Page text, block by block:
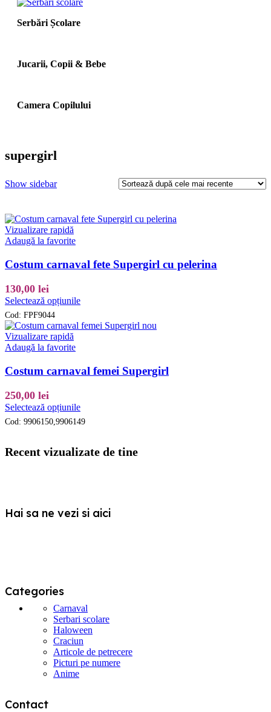
Serbări Școlare
Jucarii, Copii & Bebe
Camera Copilului
supergirl
Show sidebar
Vizualizare rapidă
Adaugă la favorite
Costum carnaval fete Supergirl cu pelerina
130,00 lei
Selectează opțiunileAcest
are
mai
Opțiunile
pot
în
pagina
Cod: FPF9044
Vizualizare rapidă
Adaugă la favorite
Costum carnaval femei Supergirl
250,00 lei
Selectează opțiunileAcest
produs
multe
în
Cod: 9906150,9906149
Recent vizualizate de tine
Hai sa ne vezi si aici
Categories
Carnaval
Serbari scolare
Haloween
Craciun
Articole de petrecere
Picturi pe numere
Anime
Contact